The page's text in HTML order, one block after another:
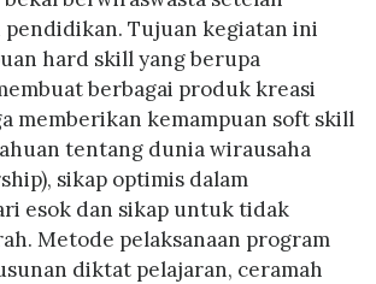
pendidikan. Tujuan kegiatan ini
hard skill yang berupa
berbagai produk kreasi
memberikan kemampuan soft skill
tentang dunia wirausaha
sikap optimis dalam
esok dan sikap untuk tidak
Metode pelaksanaan program
diktat pelajaran, ceramah